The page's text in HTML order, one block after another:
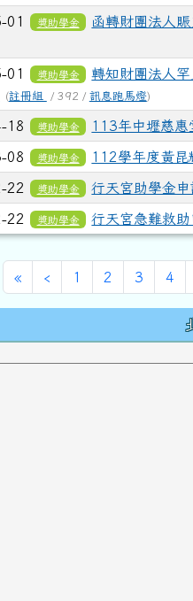
01 獎助學金 函轉財團法人
01 獎助學金
轉知財團法人
(註冊組 / 392 / 訊息跑馬燈)
18 獎助學金 113年中壢慈惠
08 獎助學金 112學年度黃昆
22 獎助學金 行天宮助學金申
22 獎助學金 行天宮急難救
«第一頁
‹ 上一頁
1 2 3 4